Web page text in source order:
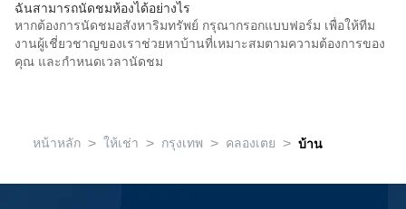
ฉันสามารถนัดชมห้องได้อย่างไร
หากต้องการนัดชมอสังหาริมทรัพย์ กรุณากรอกแบบฟอร์ม เพื่อให้ทีม
งานผู้เชี่ยวชาญของเราช่วยหาบ้านที่เหมาะสมตามความต้องการของ
คุณ และกำหนดเวลานัดชม
หน้าหลัก > ให้เช่า > กรุงเทพ > คลองเตย > บ้าน